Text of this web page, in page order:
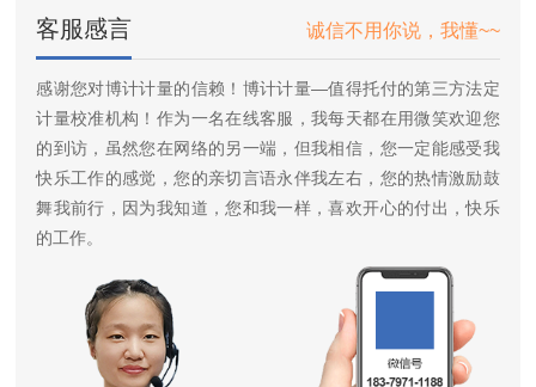
客服感言 诚信不用你说，我懂~~
感谢您对博计计量的信赖！博计计量—值得托付的第三方法定
计量校准机构！作为一名在线客服，我每天都在用微笑欢迎您
的到访，虽然您在网络的另一端，但我相信，您一定能感受我
快乐工作的感觉，您的亲切言语永伴我左右，您的热情激励鼓
舞我前行，因为我知道，您和我一样，喜欢开心的付出，快乐
的工作。